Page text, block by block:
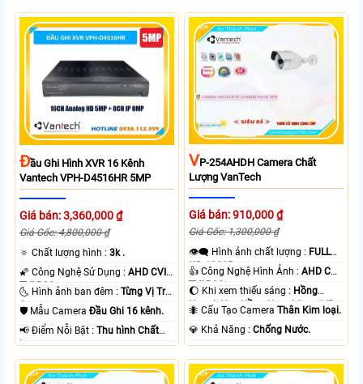
ĐẦu Ghi Hình XVR 16 Kênh
Vantech VPH-D4516HR 5MP
Giá bán: 3,360,000 ₫
Giá Gốc: 4,800,000 ₫
🔅 Chất lượng hình :3k .
🌠 Công Nghệ Sử Dụng :AHD CVI
TVI BCS.
🌜 Hình ảnh ban đêm :Từng Vị Trí
Camera .
🛡 Mẫu CameraĐầu Ghi 16 kênh.
️📢 Điểm Nỗi Bật :Thu hình Chất
Lượng.
VP-254AHDH Camera Chất
Lượng VanTech
Giá bán: 910,000 ₫
Giá Gốc: 1,300,000 ₫
👁️‍🗨 Hình ảnh chất lượng : FULL
HD 1080P .
👍 Công Nghệ Hình Ảnh :AHD CVI
TVI BCS.
🌔 Khi xem thiếu sáng : Hồng
Ngoại 40m Hồng Ngoại Smart IR.
🐜 Cấu Tạo CameraThân Kim loại.
️💎 Khả Năng :Chống Nước.